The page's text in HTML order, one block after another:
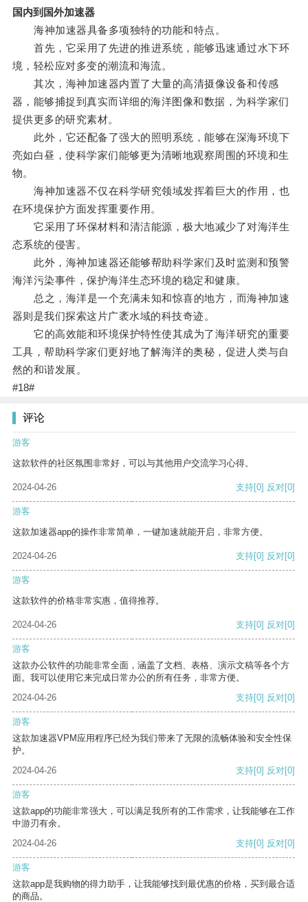
国内到国外加速器
海神加速器具备多项独特的功能和特点。
首先，它采用了先进的推进系统，能够迅速通过水下环
境，轻松应对多变的潮流和海流。
其次，海神加速器内置了大量的高清摄像设备和传感
器，能够捕捉到真实而详细的海洋图像和数据，为科学家们
提供更多的研究素材。
此外，它还配备了强大的照明系统，能够在深海环境下
亮如白昼，使科学家们能够更为清晰地观察周围的环境和生
物。
海神加速器不仅在科学研究领域发挥着巨大的作用，也
在环境保护方面发挥重要作用。
它采用了环保材料和清洁能源，极大地减少了对海洋生
态系统的侵害。
此外，海神加速器还能够帮助科学家们及时监测和预警
海洋污染事件，保护海洋生态环境的稳定和健康。
总之，海洋是一个充满未知和惊喜的地方，而海神加速
器则是我们探索这片广袤水域的科技奇迹。
它的高效能和环境保护特性使其成为了海洋研究的重要
工具，帮助科学家们更好地了解海洋的奥秘，促进人类与自
然的和谐发展。
#18#
评论
游客
这款软件的社区氛围非常好，可以与其他用户交流学习心得。
2024-04-26 支持[0] 反对[0]
游客
这款加速器app的操作非常简单，一键加速就能开启，非常方便。
2024-04-26 支持[0] 反对[0]
游客
这款软件的价格非常实惠，值得推荐。
2024-04-26 支持[0] 反对[0]
游客
这款办公软件的功能非常全面，涵盖了文档、表格、演示文稿等各个方
面。我可以使用它来完成日常办公的所有任务，非常方便。
2024-04-26
支持[0] 反对[0]
游客
这款加速器VPM应用程序已经为我们带来了无限的流畅体验和安全性保
护。
2024-04-26
支持[0] 反对[0]
游客
这款app的功能非常强大，可以满足我所有的工作需求，让我能够在工作
中游刃有余。
2024-04-26
支持[0] 反对[0]
游客
这款app是我购物的得力助手，让我能够找到最优惠的价格，买到最合适
的商品。